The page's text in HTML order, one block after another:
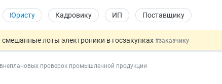
Юристу Кадровику ИП Поставщику
лоты электроники в госзакупках #заказчику
при недействительных сделках: инициатива
проверок промышленной продукции